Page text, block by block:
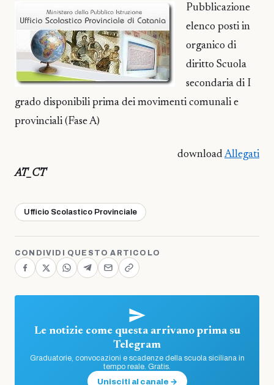
Pubblicazione
elenco posti in
organico di
diritto Scuola
secondaria di I
grado disponibili prima dei movimenti comunali e
provinciali (Fase A)
download Allegati
AT_CT
Ufficio Scolastico Provinciale
CONDIVIDI QUESTO ARTICOLO
Le notizie come questa arrivano prima su
Telegram
Graduatorie, convocazioni e scadenze della scuola siciliana in
tempo reale. Gratis.
Unisciti al canale →